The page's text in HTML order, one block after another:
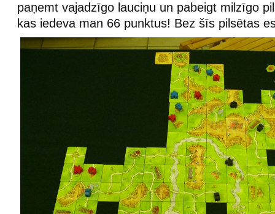
paņemt vajadzīgo lauciņu un pabeigt milzīgo
kas iedeva man 66 punktus! Bez šīs pilsētas